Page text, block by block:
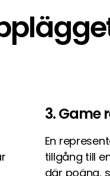
3. Game
En
tillgång till
där poäng,